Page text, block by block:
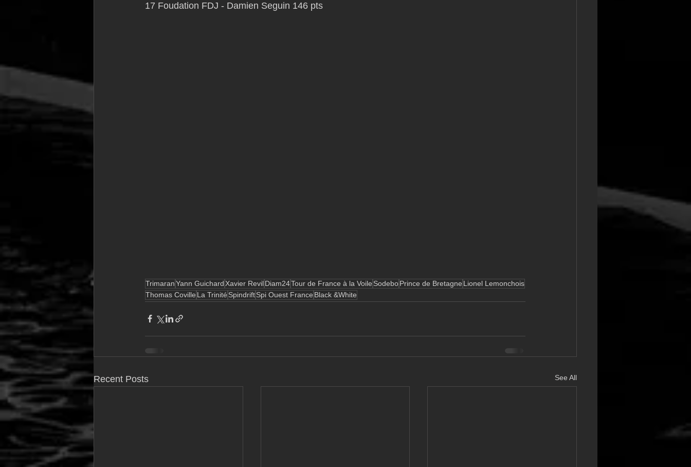
17 Foudation FDJ - Damien Seguin 146 pts
TrimaranYann Guichard Xavier RevilDiam24Tour de France à la Voile SodeboPrince de Bretagne Lionel Lemonchois
Thomas Coville La Trinité SpindriftSpi Ouest France Black &White
Recent Posts See All